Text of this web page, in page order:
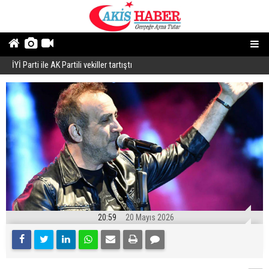
İYİ Parti ile AK Partili vekiller tartıştı
20:59 20 Mayıs 2026